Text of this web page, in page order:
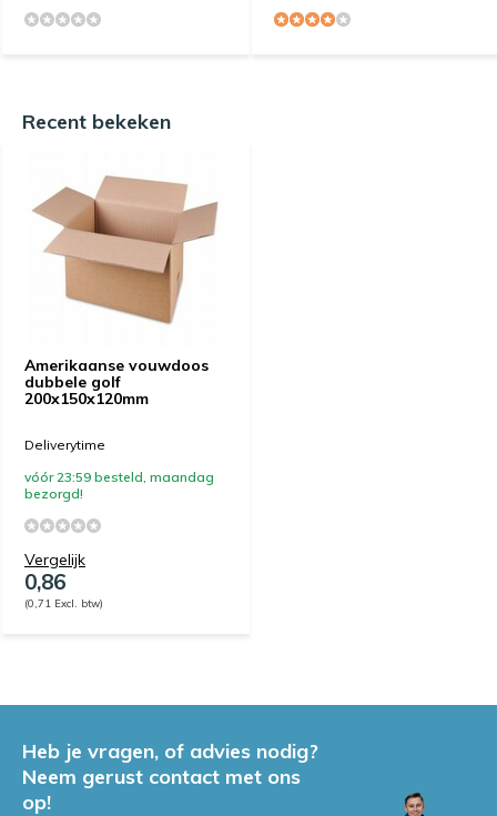
Recent bekeken
Amerikaanse vouwdoos
dubbele golf
200x150x120mm
Deliverytime
vóór 23:59 besteld, maandag
bezorgd!
Vergelijk
0,86
(0,71 Excl. btw)
Heb je vragen, of advies nodig?
Neem gerust contact met ons
op!